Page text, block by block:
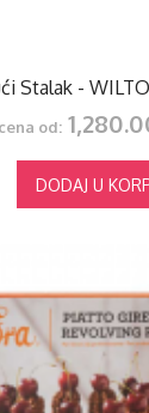
Stalak -
cena od:
DODAJ U